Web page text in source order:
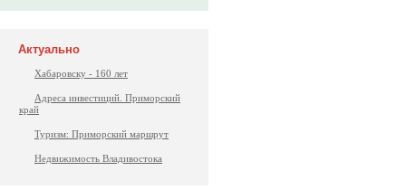
Актуально
Хабаровску - 160 лет
Адреса инвестиций. Приморский
край
Туризм: Приморский маршрут
Недвижимость Владивостока